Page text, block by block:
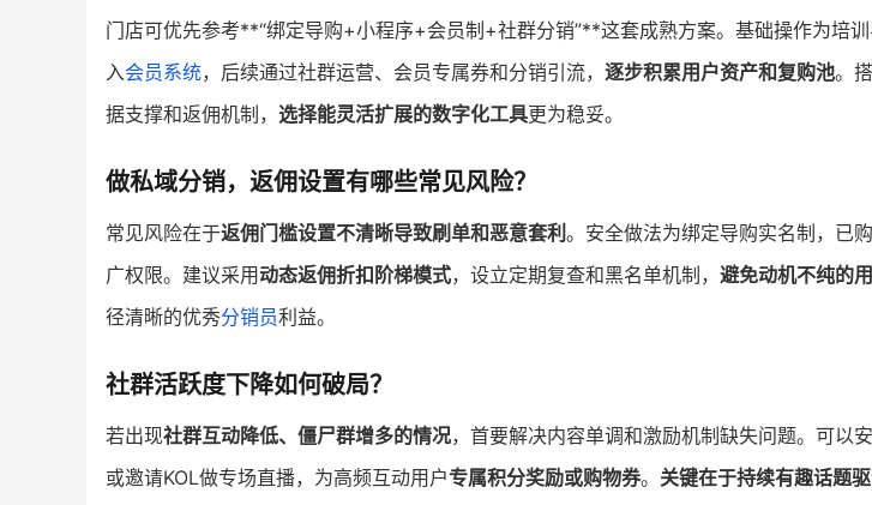
门店可优先参考**“绑定导购+小程序+会员制+社群分销”**这套成熟方案。基础操作为培
入会员系统，后续通过社群运营、会员专属券和分销引流， 逐步积累用户资产和复购池。
据支撑和返佣机制， 选择能灵活扩展的数字化工具更为稳妥。
做私域分销，返佣设置有哪些常见风险？
常见风险在于返佣门槛设置不清晰导致刷单和恶意套利 。安全做法为绑定导购实名制，已
广权限。建议采用动态返佣折扣阶梯模式，设立定期复查和黑名单机制， 避免动机不纯的
径清晰的优秀分销员利益。
社群活跃度下降如何破局？
若出现社群互动降低、僵尸群增多的情况，首要解决内容单调和激励机制缺失问题。可以
或邀请KOL做专场直播，为高频互动用户专属积分奖励或购物券。 关键在于持续有趣话题